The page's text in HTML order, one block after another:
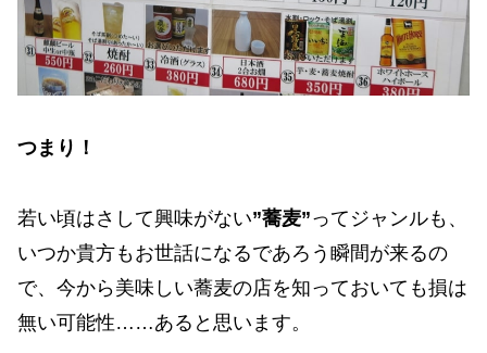
つまり！
若い頃はさして興味がない”蕎麦”ってジャンルも、
いつか貴方もお世話になるであろう瞬間が来るの
で、今から美味しい蕎麦の店を知っておいても損は
無い可能性……あると思います。